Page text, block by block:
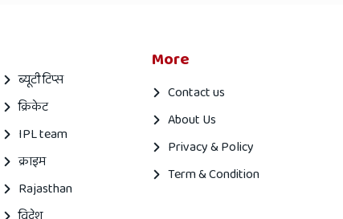
ब्यूटी टिप्स
क्रिकेट
IPL team
क्राइम
Rajasthan
More
Contact us
About Us
Privacy & Policy
Term & Condition